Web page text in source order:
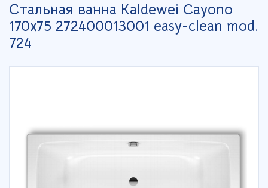
Стальная ванна Kaldewei Cayono
170x75 272400013001 easy-clean mod.
724